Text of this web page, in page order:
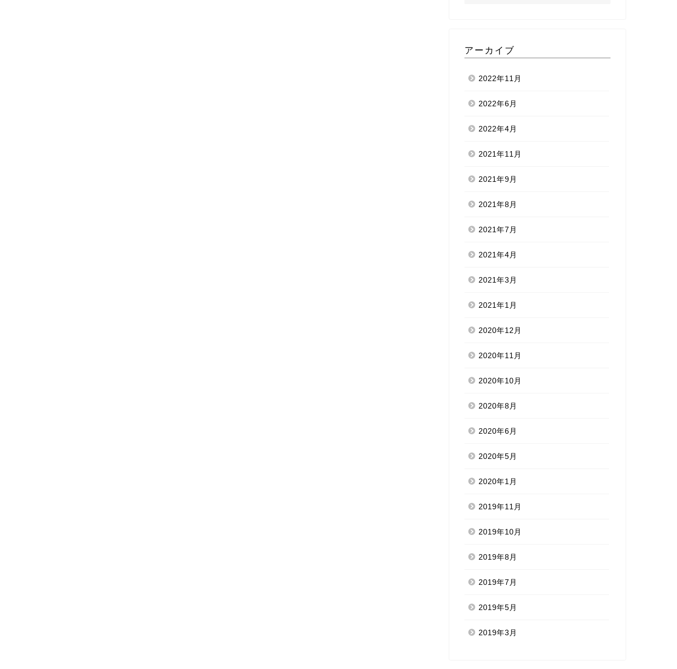
アーカイブ
2022年11月
2022年6月
2022年4月
2021年11月
2021年9月
2021年8月
2021年7月
2021年4月
2021年3月
2021年1月
2020年12月
2020年11月
2020年10月
2020年8月
2020年6月
2020年5月
2020年1月
2019年11月
2019年10月
2019年8月
2019年7月
2019年5月
2019年3月